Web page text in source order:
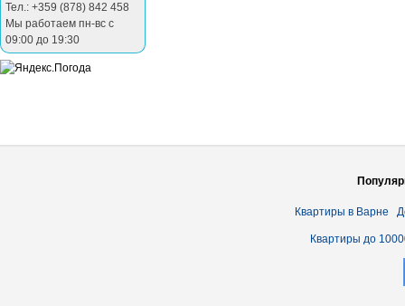
Тел.: +359 (878) 842 458
Мы работаем пн-вс с
09:00 до 19:30
Квартиры в Варне
Квартиры до